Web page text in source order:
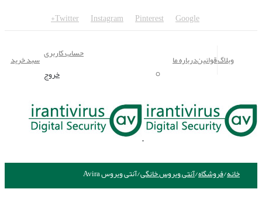
Twitter Instagram Pinterest Google+
وبلاگقوانیندرباره ما
حساب کاربری
خروج
سبد خرید
خانه/فروشگاه/آنتی ویروس خانگی/آنتی ویروس Avira